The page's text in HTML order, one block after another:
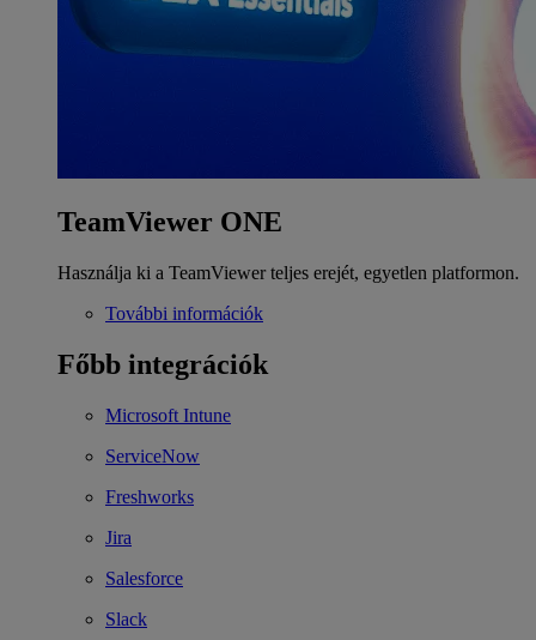
TeamViewer ONE
Használja ki a TeamViewer teljes erejét, egyetlen platformon.
További információk
Főbb integrációk
Microsoft Intune
ServiceNow
Freshworks
Jira
Salesforce
Slack